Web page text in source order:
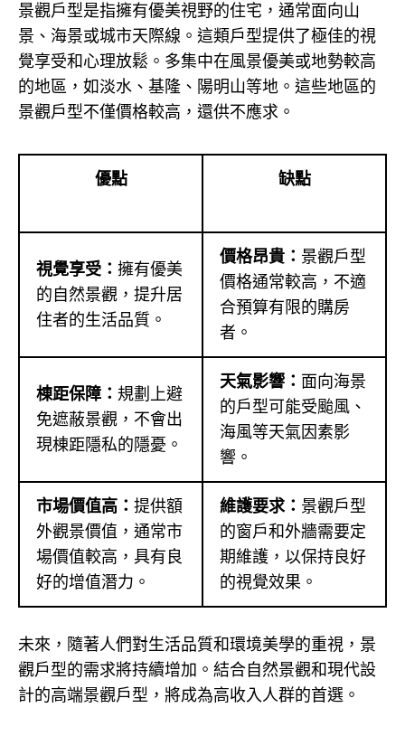
景觀戶型是指擁有優美視野的住宅，通常面向山
景、海景或城市天際線。這類戶型提供了極佳的視
覺享受和心理放鬆。多集中在風景優美或地勢較高
的地區，如淡水、基隆、陽明山等地。這些地區的
景觀戶型不僅價格較高，還供不應求。
優點 缺點
視覺享受： 擁有優美
的自然景觀，提升居
住者的生活品質。
價格昂貴： 景觀戶型
價格通常較高，不適
合預算有限的購房
者。
棟距保障： 規劃上避
免遮蔽景觀，不會出
現棟距隱私的隱憂。
天氣影響： 面向海景
的戶型可能受颱風、
海風等天氣因素影
響。
市場價值高： 提供額
外觀景價值，通常市
場價值較高，具有良
好的增值潛力。
維護要求： 景觀戶型
的窗戶和外牆需要定
期維護，以保持良好
的視覺效果。
未來，隨著人們對生活品質和環境美學的重視，景
觀戶型的需求將持續增加。結合自然景觀和現代設
計的高端景觀戶型，將成為高收入人群的首選。